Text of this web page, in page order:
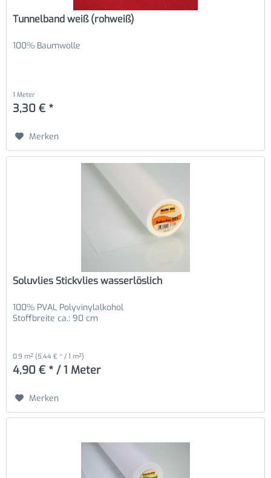
Tunnelband weiß (rohweiß)
100% Baumwolle
1 Meter
3,30 € *
Merken
Soluvlies Stickvlies wasserlöslich
100% PVAL Polyvinylalkohol
Stoffbreite ca.: 90 cm
0.9 m² (5,44 € * / 1 m²)
4,90 € * / 1 Meter
Merken